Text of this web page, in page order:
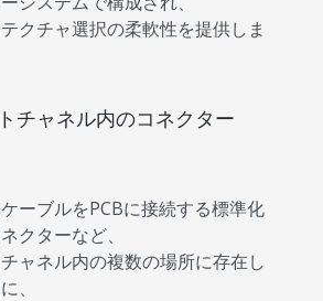
クチャ選択の柔軟性を提供しま
チャネル内のコネクター
ーブルをPCBに接続する標準化
クターなど、
ャネル内の複数の場所に存在し
、